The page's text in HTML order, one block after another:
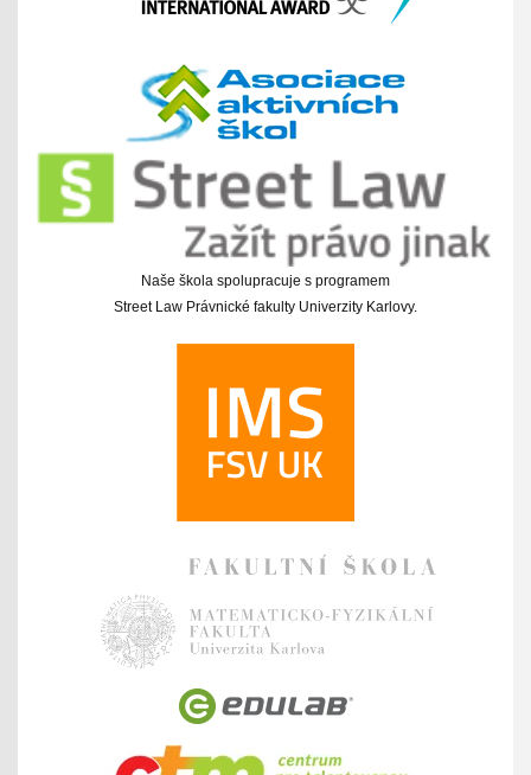
Naše škola spolupracuje s programem
Street Law Právnické fakulty Univerzity Karlovy.